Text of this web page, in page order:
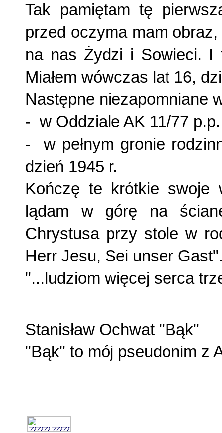
Tak pamiętam tę
przed oczyma mam
na nas Żydzi i Sowieci. I
Miałem wówczas lat 16,
Następne niezapomniane
- w Oddziale AK 11/77
- w pełnym gronie
dzień 1945 r.
Kończę te krótkie swoje
lądam w górę na
Chrystusa przy stole w
Herr Jesu, Sei unser
"...ludziom więcej serca
Stanisław Ochwat "Bąk"
"Bąk" to mój pseudonim z